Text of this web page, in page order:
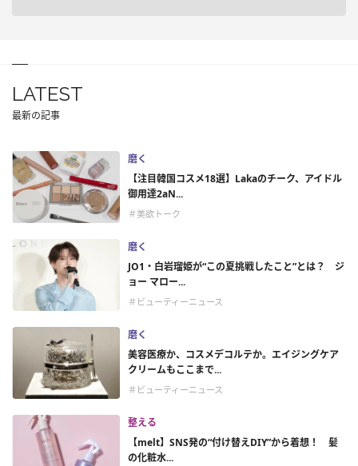
LATEST
最新の記事
磨く
【注目韓国コスメ18選】Lakaのチーク、アイドル
御用達2aN...
＃美欲トーク
磨く
JO1・白岩瑠姫が“この夏挑戦したこと”とは？ ジ
ョー マロー...
＃ビューティーニュース
磨く
美容医療か、コスメデコルテか。エイジングケア
クリームもここまで...
＃ビューティーニュース
整える
【melt】SNS発の“付け替えDIY”から着想！ 髪
の化粧水...